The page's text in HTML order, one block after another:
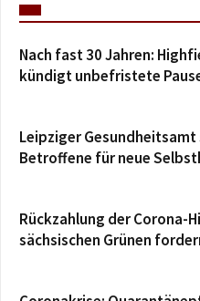
Nach fast 30 Jahren:
kündigt unbefristete
Leipziger Gesundheitsamt
Betroffene für neue
Rückzahlung der Corona-
sächsischen Grünen